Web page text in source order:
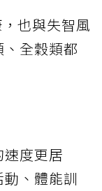
也與失智風
全穀類都
度更居
、體能訓